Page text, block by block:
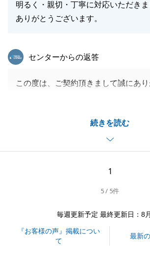
明るく・親切・丁寧に対応いただきま
ありがとうございます。
続きを読む
東急リバブル
センターからの返答
この度は、ご契約頂きまして誠にあ
と思っていましたし、売主様も良い方
い買主様と売主様を仲介できて幸せで
また、何かお困りごとがあればお気
1
5 / 5件
毎週更新予定 最終更新日：8
『お客様の声』掲載につい
て
最新